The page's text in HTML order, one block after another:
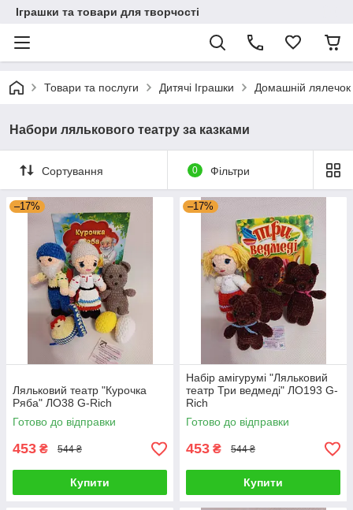
Іграшки та товари для творчості
Товари та послуги Дитячі Іграшки Домашній лялечок
Набори лялькового театру за казками
Сортування 0 Фільтри
–17%
Ляльковий театр "Курочка
Ряба" ЛО38 G-Rich
Готово до відправки
453 ₴ 544 ₴
Купити
–17%
Набір амігурумі "Ляльковий
театр Три ведмеді" ЛО193 G-
Rich
Готово до відправки
453 ₴ 544 ₴
Купити